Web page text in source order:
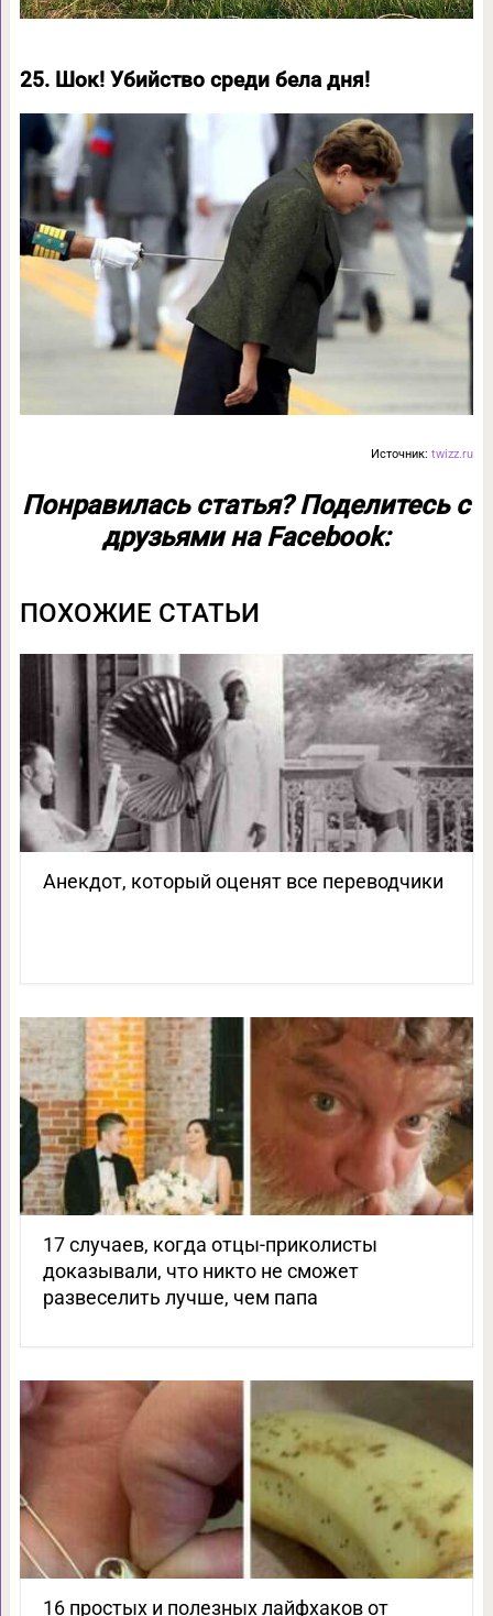
25. Шок! Убийство среди бела дня!
Источник:twizz.ru
Понравилась статья? Поделитесь с
друзьями на Facebook:
ПОХОЖИЕ СТАТЬИ
Анекдот, который оценят все переводчики
17 случаев, когда отцы-приколисты
доказывали, что никто не сможет
развеселить лучше, чем папа
16 простых и полезных лайфхаков от